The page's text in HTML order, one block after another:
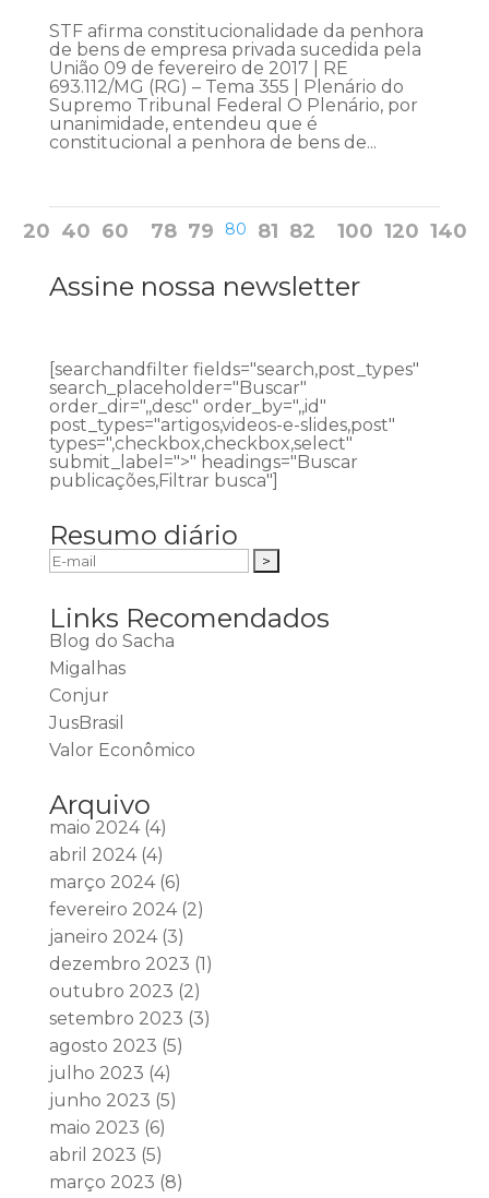
STF afirma constitucionalidade da penhora
de bens de empresa privada sucedida pela
União 09 de fevereiro de 2017 | RE
693.112/MG (RG) – Tema 355 | Plenário do
Supremo Tribunal Federal O Plenário, por
unanimidade, entendeu que é
constitucional a penhora de bens de...
20 40 60 78 79 80 81 82 100 120 140
Assine nossa newsletter
[searchandfilter fields="search,post_types"
search_placeholder="Buscar"
order_dir=",,desc" order_by=",,id"
post_types="artigos,videos-e-slides,post"
types=",checkbox,checkbox,select"
submit_label=">" headings="Buscar
publicações,Filtrar busca"]
Resumo diário
Links Recomendados
Blog do Sacha
Migalhas
Conjur
JusBrasil
Valor Econômico
Arquivo
maio 2024(4)
abril 2024(4)
março 2024(6)
fevereiro 2024(2)
janeiro 2024(3)
dezembro 2023 (1)
outubro 2023 (2)
setembro 2023 (3)
agosto 2023 (5)
julho 2023 (4)
junho 2023 (5)
maio 2023 (6)
abril 2023 (5)
março 2023 (8)